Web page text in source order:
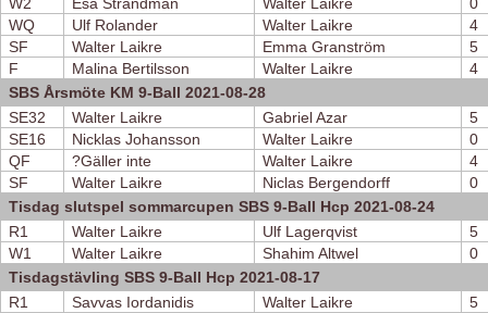
WQ
Ulf Rolander Walter Laikre
4
SF
Walter Laikre Emma Granström
5
F
Malina Bertilsson Walter Laikre
4
SBS Årsmöte KM 9-Ball 2021-08-28
SE32
Walter Laikre Gabriel Azar
5
SE16
Nicklas Johansson Walter Laikre
0
QF
?Gäller inte Walter Laikre
4
SF
Walter Laikre Niclas Bergendorff
0
Tisdag slutspel sommarcupen SBS 9-Ball Hcp 2021-08-24
R1
Walter Laikre Ulf Lagerqvist
5
W1
Walter Laikre Shahim Altwel
0
Tisdagstävling SBS 9-Ball Hcp 2021-08-17
R1
Savvas Iordanidis Walter Laikre
5